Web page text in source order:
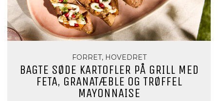
FORRET, HOVEDRET
BAGTE SØDE KARTOFLER PÅ GRILL MED
FETA, GRANATÆBLE OG TRØFFEL
MAYONNAISE